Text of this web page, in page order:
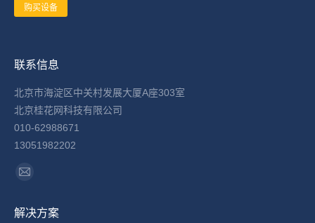
购买设备
联系信息
北京市海淀区中关村发展大厦A座303室
北京桂花网科技有限公司
010-62988671
13051982202
找到我们：
Mail
opens
解决方案